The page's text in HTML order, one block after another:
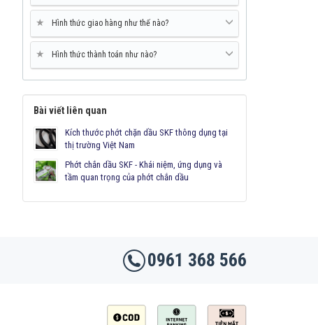
★ Hình thức giao hàng như thế nào?
★ Hình thức thành toán như nào?
Bài viết liên quan
Kích thước phớt chặn dầu SKF thông dụng tại
thị trường Việt Nam
Phớt chắn dầu SKF - Khái niệm, ứng dụng và
tầm quan trọng của phớt chắn dầu
0961 368 566